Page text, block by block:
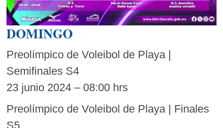
DOMINGO
Preolímpico de Voleibol de Playa |
Semifinales S4
23 junio 2024 – 08:00 hrs
Preolímpico de Voleibol de Playa | Finales
S5